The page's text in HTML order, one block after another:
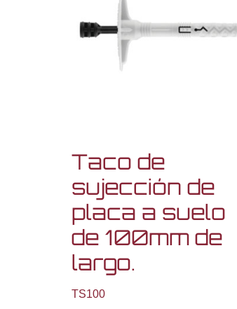
Taco de
sujección de
placa a suelo
de 100mm de
largo.
TS100